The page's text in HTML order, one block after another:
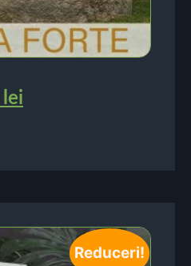
lei
Reduceri!